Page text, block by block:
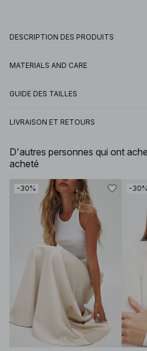
DESCRIPTION DES PRODUITS
MATERIALS AND CARE
GUIDE DES TAILLES
LIVRAISON ET RETOURS
D'autres personnes qui ont
acheté
-30% -30%